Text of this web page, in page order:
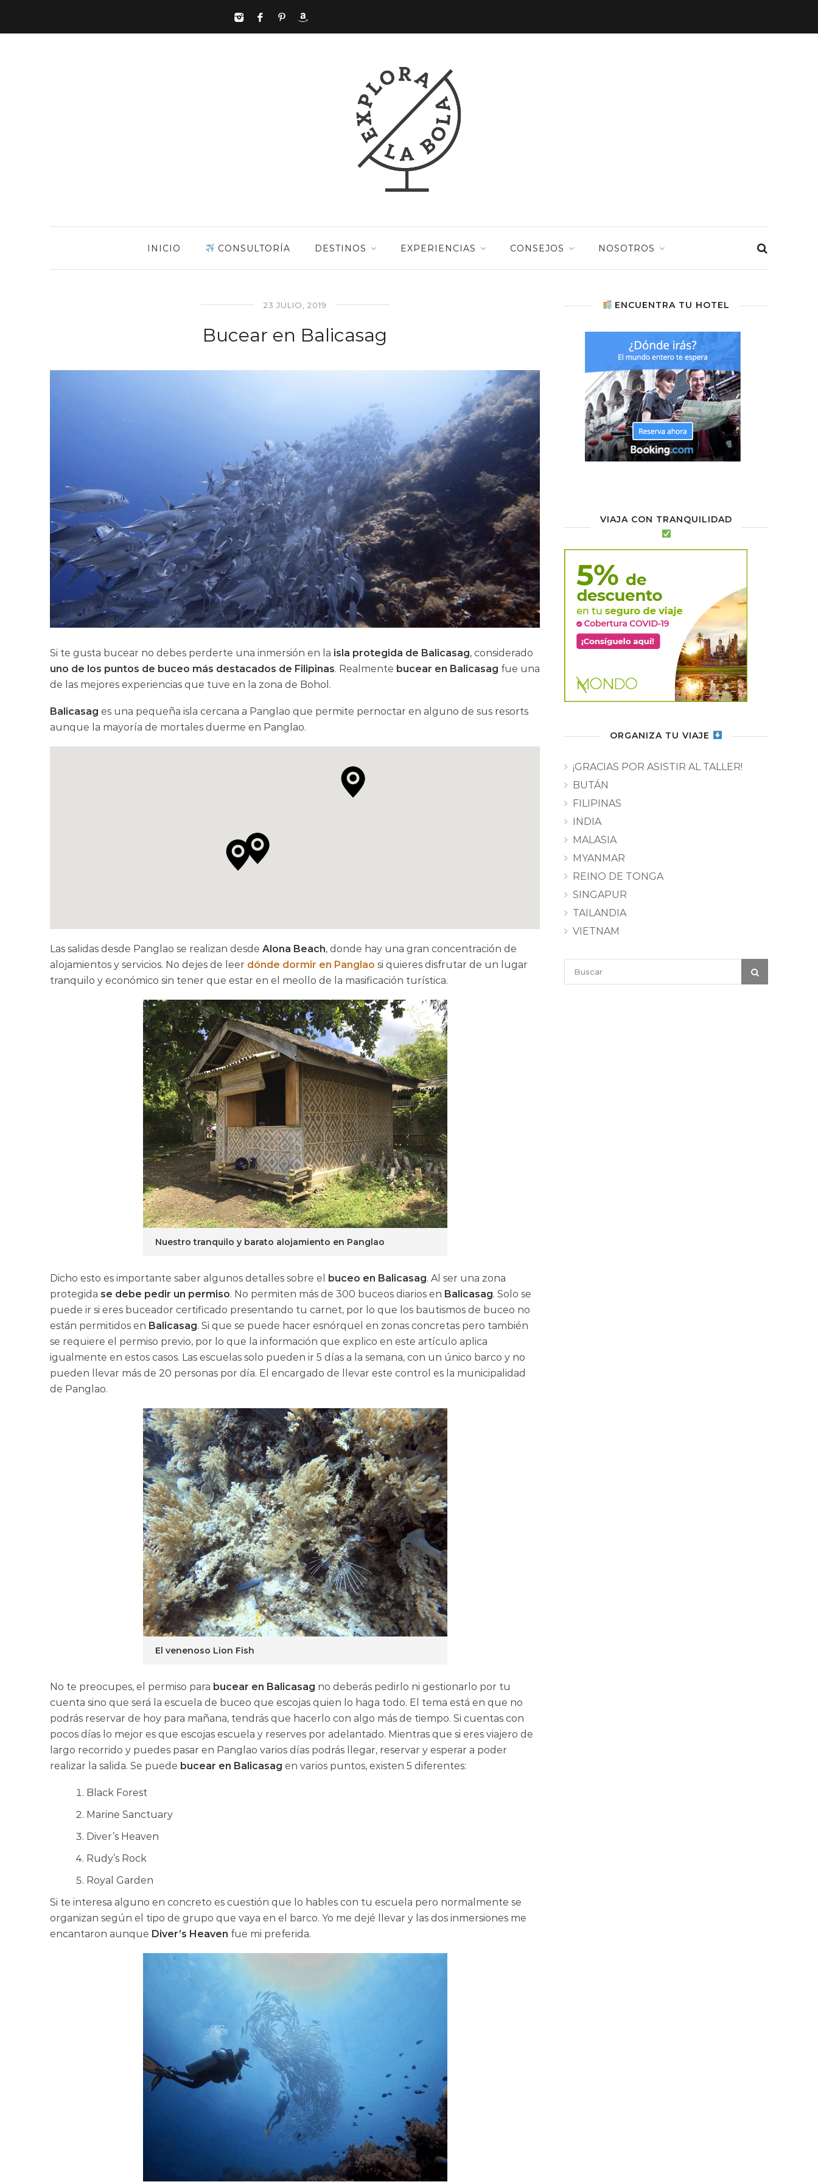
INICIO CONSULTORÍA DESTINOS EXPERIENCIAS CONSEJOS NOSOTROS
23 JULIO, 2019
Bucear en Balicasag
Si te gusta bucear no debes perderte una inmersión en la isla protegida de Balicasag, considerado
uno de los puntos de buceo más destacados de Filipinas. Realmente bucear en Balicasag fue una
de las mejores experiencias que tuve en la zona de Bohol.
Balicasag es una pequeña isla cercana a Panglao que permite pernoctar en alguno de sus resorts
aunque la mayoría de mortales duerme en Panglao.
Las salidas desde Panglao se realizan desde Alona Beach, donde hay una gran concentración de
alojamientos y servicios. No dejes de leer dónde dormir en Panglao si quieres disfrutar de un lugar
tranquilo y económico sin tener que estar en el meollo de la masificación turística.
Nuestro tranquilo y barato alojamiento en Panglao
Dicho esto es importante saber algunos detalles sobre el buceo en Balicasag. Al ser una zona
protegida se debe pedir un permiso. No permiten más de 300 buceos diarios en Balicasag. Solo se
puede ir si eres buceador certificado presentando tu carnet, por lo que los bautismos de buceo no
están permitidos en Balicasag. Si que se puede hacer esnórquel en zonas concretas pero también
se requiere el permiso previo, por lo que la información que explico en este artículo aplica
igualmente en estos casos. Las escuelas solo pueden ir 5 días a la semana, con un único barco y no
pueden llevar más de 20 personas por día. El encargado de llevar este control es la municipalidad
de Panglao.
El venenoso Lion Fish
No te preocupes, el permiso para bucear en Balicasag no deberás pedirlo ni gestionarlo por tu
cuenta sino que será la escuela de buceo que escojas quien lo haga todo. El tema está en que no
podrás reservar de hoy para mañana, tendrás que hacerlo con algo más de tiempo. Si cuentas con
pocos días lo mejor es que escojas escuela y reserves por adelantado. Mientras que si eres viajero de
largo recorrido y puedes pasar en Panglao varios días podrás llegar, reservar y esperar a poder
realizar la salida. Se puede bucear en Balicasag en varios puntos, existen 5 diferentes:
Black Forest
Marine Sanctuary
Diver’s Heaven
Rudy’s Rock
Royal Garden
Si te interesa alguno en concreto es cuestión que lo hables con tu escuela pero normalmente se
organizan según el tipo de grupo que vaya en el barco. Yo me dejé llevar y las dos inmersiones me
encantaron aunque Diver’s Heaven fue mi preferida.
ENCUENTRA TU HOTEL
VIAJA CON TRANQUILIDAD
ORGANIZA TU VIAJE
¡GRACIAS POR ASISTIR AL TALLER!
BUTÁN
FILIPINAS
INDIA
MALASIA
MYANMAR
REINO DE TONGA
SINGAPUR
TAILANDIA
VIETNAM